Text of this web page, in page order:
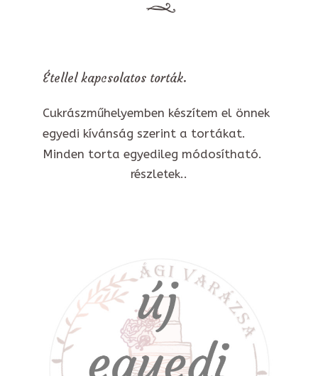
Étellel kapcsolatos torták.
Cukrászműhelyemben készítem el önnek
egyedi kívánság szerint a tortákat.
Minden torta egyedileg módosítható.
részletek..